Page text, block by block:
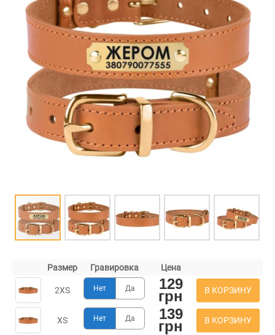
Размер Гравировка Цена
2XS Нет Да 129
грн В КОРЗИНУ
XS Нет Да 139
грн В КОРЗИНУ